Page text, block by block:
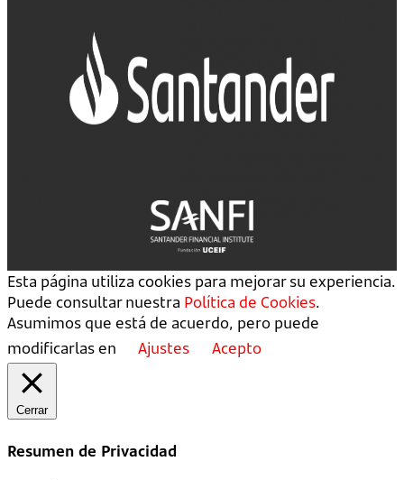
Esta página utiliza cookies para mejorar su experiencia.
Puede consultar nuestra Política de Cookies.
Asumimos que está de acuerdo, pero puede
modificarlas en
Ajustes Acepto
Cerrar
Resumen de Privacidad